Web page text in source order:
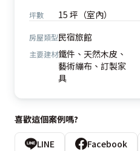
坪數 15 坪（室內）
房屋類型民宿旅館
主要建材鐵件、天然木皮、
藝術繃布、訂製家
具
喜歡這個案例嗎?
LINE Facebook